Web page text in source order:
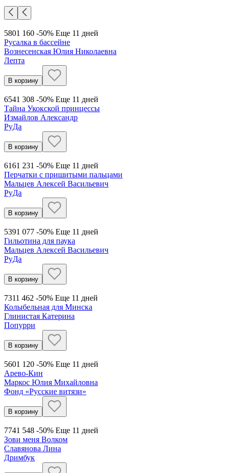
5801 160 -50% Еще 11 дней
Русалка в бассейне
Вознесенская Юлия Николаевна
Лепта
В корзину
6541 308 -50% Еще 11 дней
Тайна Укокской принцессы
Измайлов Александр
РуДа
В корзину
6161 231 -50% Еще 11 дней
Перчатки с пришитыми пальцами
Мальцев Алексей Васильевич
РуДа
В корзину
5391 077 -50% Еще 11 дней
Гильотина для паука
Мальцев Алексей Васильевич
РуДа
В корзину
7311 462 -50% Еще 11 дней
Колыбельная для Минска
Глинистая Катерина
Попурри
В корзину
5601 120 -50% Еще 11 дней
Арево-Кин
Маркос Юлия Михайловна
Фонд «Русские витязи»
В корзину
7741 548 -50% Еще 11 дней
Зови меня Волком
Славянова Лина
Дримбук